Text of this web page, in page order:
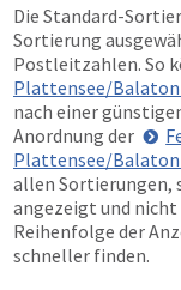
Die Standard-
Sortierung
Postleitzahlen. So
Plattensee/Balaton
nach einer
Anordnung der
Plattensee/Balaton
allen Sortierungen,
angezeigt und nicht
Reihenfolge der
schneller finden.